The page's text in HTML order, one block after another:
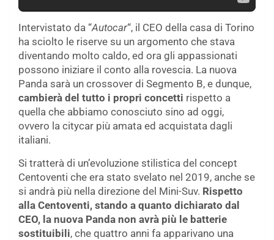
Intervistato da “Autocar“, il CEO della casa di Torino
ha sciolto le riserve su un argomento che stava
diventando molto caldo, ed ora gli appassionati
possono iniziare il conto alla rovescia. La nuova
Panda sarà un crossover di Segmento B, e dunque,
cambierà del tutto i propri concetti rispetto a
quella che abbiamo conosciuto sino ad oggi,
ovvero la citycar più amata ed acquistata dagli
italiani.
Si tratterà di un’evoluzione stilistica del concept
Centoventi che era stato svelato nel 2019, anche se
si andrà più nella direzione del Mini-Suv. Rispetto
alla Centoventi, stando a quanto dichiarato dal
CEO, la nuova Panda non avrà più le batterie
sostituibili, che quattro anni fa apparivano una